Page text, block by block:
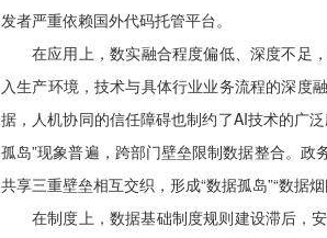
发者严重依赖国外代码托管平台。
在应用上，数实融合程度偏低、深度不足
入生产环境，技术与具体行业业务流程的深度
据，人机协同的信任障碍也制约了AI技术的广
孤岛”现象普遍，跨部门壁垒限制数据整合。
共享三重壁垒相互交织，形成“数据孤岛”“数据烟
在制度上，数据基础制度规则建设滞后，